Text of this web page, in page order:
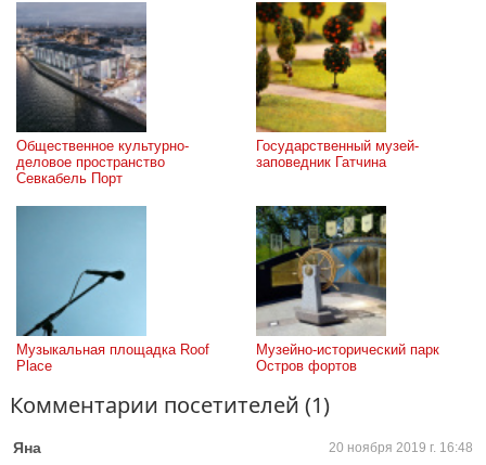
Общественное культурно-
деловое пространство
Севкабель Порт
Государственный музей-
заповедник Гатчина
Музыкальная площадка Roof
Place
Музейно-исторический парк
Остров фортов
Комментарии посетителей (1)
Яна 20 ноября 2019 г. 16:48